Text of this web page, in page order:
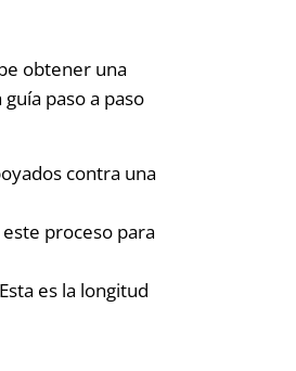
obtener una
paso a paso
contra una
proceso para
es la longitud